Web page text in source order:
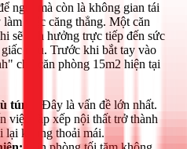
ngủ, mà còn là không gian tái
làm việc căng thẳng. Một căn
sẽ ảnh hưởng trực tiếp đến sức
ngủ. Trước khi bắt tay vào
cho căn phòng 15m2 hiện tại
túng:
Đây là vấn đề lớn nhất.
việc sắp xếp nội thất trở thành
lại không thoải mái.